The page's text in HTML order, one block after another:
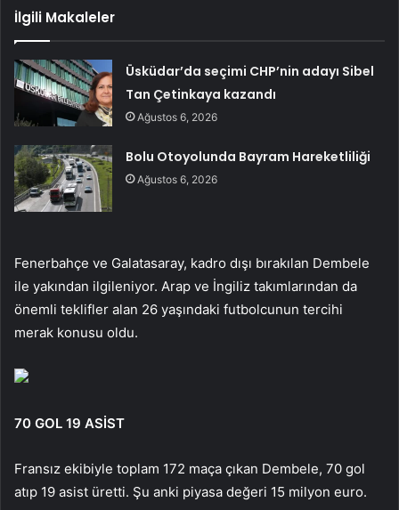
İlgili Makaleler
Üsküdar’da seçimi CHP’nin adayı Sibel
Tan Çetinkaya kazandı
Ağustos 6, 2026
Bolu Otoyolunda Bayram Hareketliliği
Ağustos 6, 2026
Fenerbahçe ve Galatasaray, kadro dışı bırakılan Dembele
ile yakından ilgileniyor. Arap ve İngiliz takımlarından da
önemli teklifler alan 26 yaşındaki futbolcunun tercihi
merak konusu oldu.
70 GOL 19 ASİST
Fransız ekibiyle toplam 172 maça çıkan Dembele, 70 gol
atıp 19 asist üretti. Şu anki piyasa değeri 15 milyon euro.